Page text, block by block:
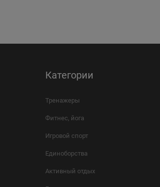
Категории
Тренажеры
Фитнес, йога
Игровой спорт
Единоборства
Активный отдых